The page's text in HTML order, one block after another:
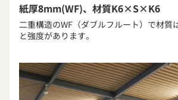
紙厚8mm(WF)、材質K6×S×K6
二重構造のWF（ダブルフルート）で材
と強度があります。